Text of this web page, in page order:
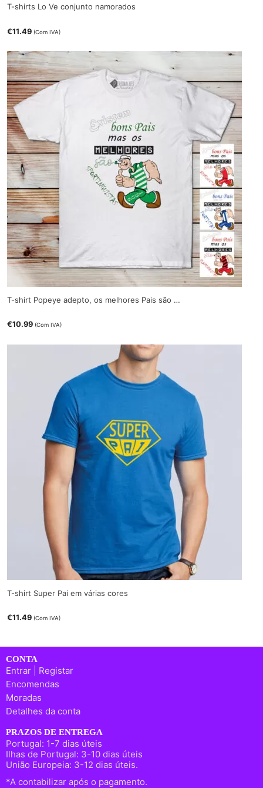
T-shirts Lo Ve conjunto namorados
€11.49 (Com IVA)
T-shirt Popeye adepto, os melhores Pais são …
€10.99 (Com IVA)
T-shirt Super Pai em várias cores
€11.49 (Com IVA)
CONTA
Entrar | Registar
Encomendas
Moradas
Detalhes da conta
PRAZOS DE ENTREGA
Portugal: 1-7 dias úteis
Ilhas de Portugal: 3-10 dias úteis
União Europeia: 3-12 dias úteis.
*A contabilizar após o pagamento.